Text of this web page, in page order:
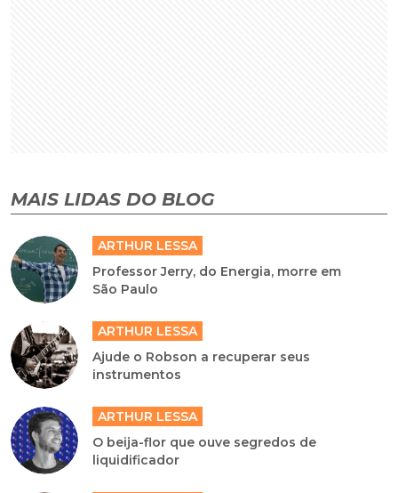
MAIS LIDAS DO BLOG
ARTHUR LESSA
Professor Jerry, do Energia, morre em
São Paulo
ARTHUR LESSA
Ajude o Robson a recuperar seus
instrumentos
ARTHUR LESSA
O beija-flor que ouve segredos de
liquidificador